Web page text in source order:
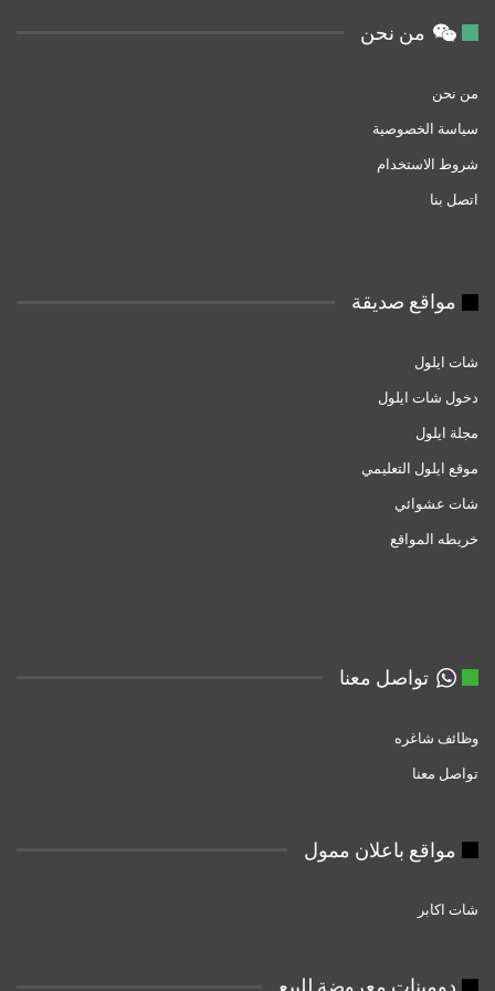
من نحن
من نحن
سياسة الخصوصية
شروط الاستخدام
اتصل بنا
مواقع صديقة
شات ايلول
دخول شات ايلول
مجلة ايلول
موقع ايلول التعليمي
شات عشوائي
خريطه المواقع
تواصل معنا
وظائف شاغره
تواصل معنا
مواقع باعلان ممول
شات اكابر
دومبنات معروضة للبيع